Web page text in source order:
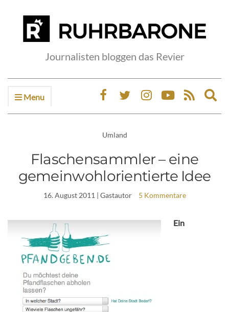
Journalisten bloggen das Revier
Menu
Umland
Flaschensammler – eine
gemeinwohlorientierte Idee
16. August 2011 | Gastautor 5 Kommentare
Ein